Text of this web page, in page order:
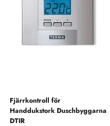
Fjärrkontroll för
Handdukstork Duschbyggarna
DTIR